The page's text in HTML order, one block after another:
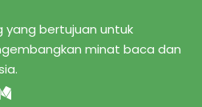
yang bertujuan untuk
minat baca dan